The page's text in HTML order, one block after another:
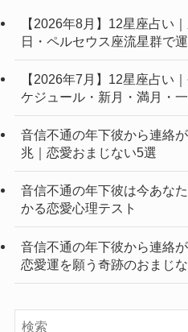
【2026年8月】12星座占い
日・ペルセウス座流星群で
【2026年7月】12星座占い
ケジュール・新月・満月・
音信不通の年下彼から連絡
兆｜恋愛おまじない5選
音信不通の年下彼は今あな
かる恋愛心理テスト
音信不通の年下彼から連絡
恋愛運を願う奇跡のおまじ